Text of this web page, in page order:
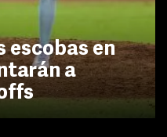
escobas en
a